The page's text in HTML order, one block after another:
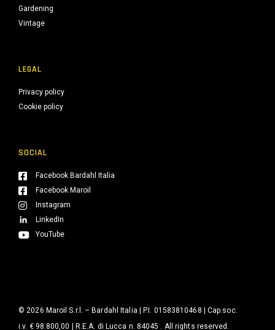
Gardening
Vintage
LEGAL
Privacy policy
Cookie policy
SOCIAL
Facebook Bardahl Italia
Facebook Maroil
Instagram
LinkedIn
YouTube
© 2026 Maroil S.r.l. – Bardahl Italia | P.I. 01583810468 | Cap.soc.
i.v. € 98.800,00 | R.E.A. di Lucca n. 84045 . All rights reserved.